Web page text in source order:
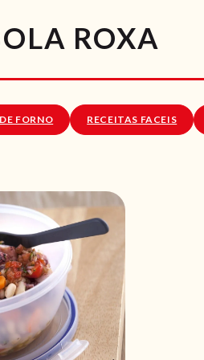
ROXA
FORNO RECEITAS FACEIS